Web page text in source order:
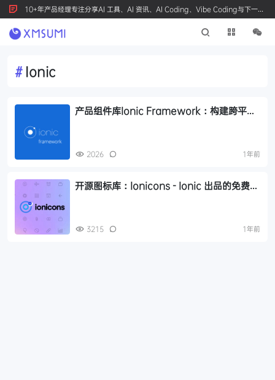
10+年产品经理专注分享AI 工具、AI 资讯、AI Coding、Vibe Coding与下一代
产品创新，按 Ctrl+D 收藏我们
# Ionic
产品组件库Ionic Framework：构建跨平台
2026 1年前
开源图标库：Ionicons - Ionic 出品的免费开
3215 1年前